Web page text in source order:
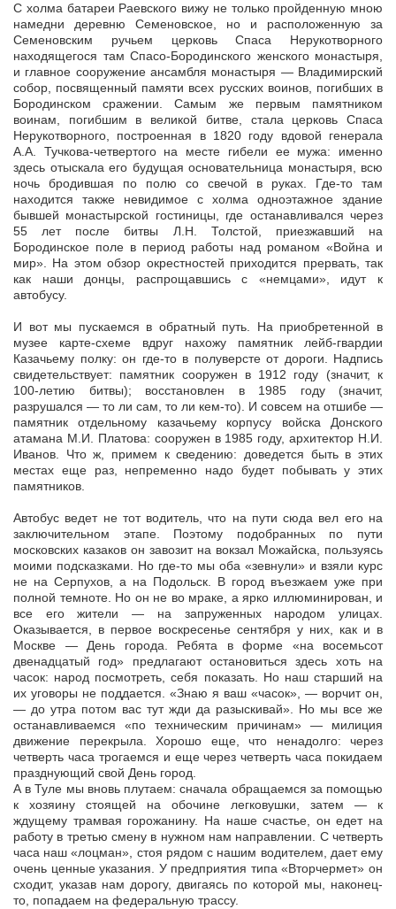
С холма батареи Раевского вижу не только пройденную мною
намедни деревню Семеновское, но и расположенную за
Семеновским ручьем церковь Спаса Нерукотворного
находящегося там Спасо-Бородинского женского монастыря,
и главное сооружение ансамбля монастыря — Владимирский
собор, посвященный памяти всех русских воинов, погибших в
Бородинском сражении. Самым же первым памятником
воинам, погибшим в великой битве, стала церковь Спаса
Нерукотворного, построенная в 1820 году вдовой генерала
А.А. Тучкова-четвертого на месте гибели ее мужа: именно
здесь отыскала его будущая основательница монастыря, всю
ночь бродившая по полю со свечой в руках. Где-то там
находится также невидимое с холма одноэтажное здание
бывшей монастырской гостиницы, где останавливался через
55 лет после битвы Л.Н. Толстой, приезжавший на
Бородинское поле в период работы над романом «Война и
мир». На этом обзор окрестностей приходится прервать, так
как наши донцы, распрощавшись с «немцами», идут к
автобусу.
И вот мы пускаемся в обратный путь. На приобретенной в
музее карте-схеме вдруг нахожу памятник лейб-гвардии
Казачьему полку: он где-то в полуверсте от дороги. Надпись
свидетельствует: памятник сооружен в 1912 году (значит, к
100-летию битвы); восстановлен в 1985 году (значит,
разрушался — то ли сам, то ли кем-то). И совсем на отшибе —
памятник отдельному казачьему корпусу войска Донского
атамана М.И. Платова: сооружен в 1985 году, архитектор Н.И.
Иванов. Что ж, примем к сведению: доведется быть в этих
местах еще раз, непременно надо будет побывать у этих
памятников.
Автобус ведет не тот водитель, что на пути сюда вел его на
заключительном этапе. Поэтому подобранных по пути
московских казаков он завозит на вокзал Можайска, пользуясь
моими подсказками. Но где-то мы оба «зевнули» и взяли курс
не на Серпухов, а на Подольск. В город въезжаем уже при
полной темноте. Но он не во мраке, а ярко иллюминирован, и
все его жители — на запруженных народом улицах.
Оказывается, в первое воскресенье сентября у них, как и в
Москве — День города. Ребята в форме «на восемьсот
двенадцатый год» предлагают остановиться здесь хоть на
часок: народ посмотреть, себя показать. Но наш старший на
их уговоры не поддается. «Знаю я ваш «часок», — ворчит он,
— до утра потом вас тут жди да разыскивай». Но мы все же
останавливаемся «по техническим причинам» — милиция
движение перекрыла. Хорошо еще, что ненадолго: через
четверть часа трогаемся и еще через четверть часа покидаем
празднующий свой День город.
А в Туле мы вновь плутаем: сначала обращаемся за помощью
к хозяину стоящей на обочине легковушки, затем — к
ждущему трамвая горожанину. На наше счастье, он едет на
работу в третью смену в нужном нам направлении. С четверть
часа наш «лоцман», стоя рядом с нашим водителем, дает ему
очень ценные указания. У предприятия типа «Вторчермет» он
сходит, указав нам дорогу, двигаясь по которой мы, наконец-
то, попадаем на федеральную трассу.